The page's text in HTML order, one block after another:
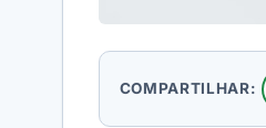
COMPARTILHAR: